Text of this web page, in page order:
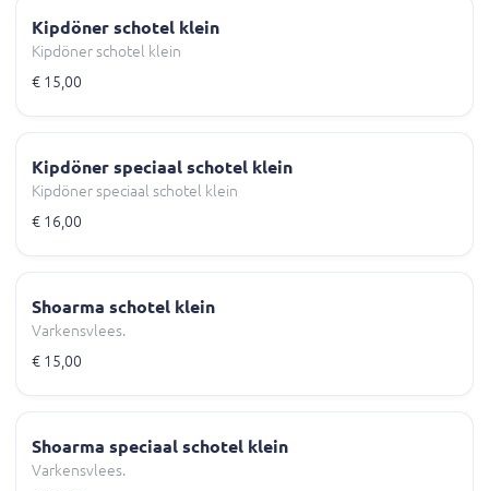
Kipdöner schotel klein
Kipdöner schotel klein
€ 15,00
Kipdöner speciaal schotel klein
Kipdöner speciaal schotel klein
€ 16,00
Shoarma schotel klein
Varkensvlees.
€ 15,00
Shoarma speciaal schotel klein
Varkensvlees.